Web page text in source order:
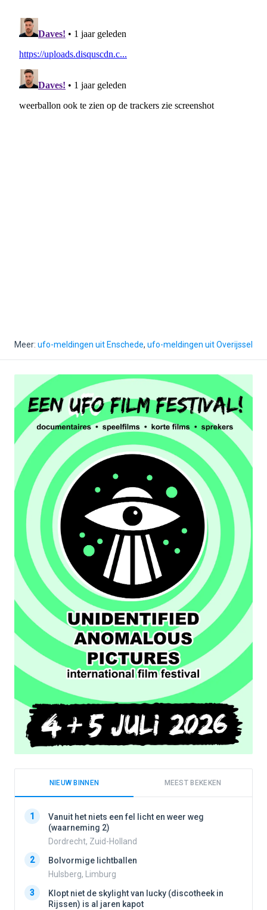
Meer: ufo-meldingen uit Enschede, ufo-meldingen uit Overijssel
NIEUW BINNEN MEEST BEKEKEN
1
Vanuit het niets een fel licht en weer weg
(waarneming 2)
Dordrecht, Zuid-Holland
2
Bolvormige lichtballen
Hulsberg, Limburg
3
Klopt niet de skylight van lucky (discotheek in
Rijssen) is al jaren kapot